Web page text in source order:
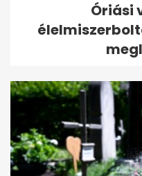
Óriási